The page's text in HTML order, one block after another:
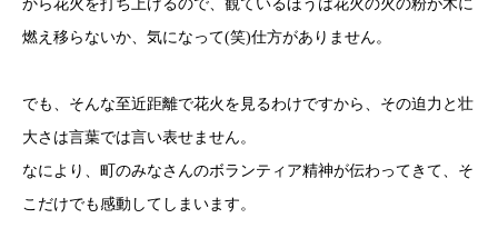
から花火を打ち上げるので、観ているほうは花火の火の粉が木に
燃え移らないか、気になって(笑)仕方がありません。
でも、そんな至近距離で花火を見るわけですから、その迫力と壮
大さは言葉では言い表せません。
なにより、町のみなさんのボランティア精神が伝わってきて、そ
こだけでも感動してしまいます。